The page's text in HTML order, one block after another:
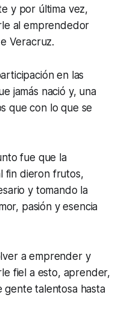
y por última vez,
al emprendedor
Veracruz.
en las
jamás nació y, una
que con lo que se
fue que la
fin dieron frutos,
y tomando la
pasión y esencia
a emprender y
fiel a esto, aprender,
talentosa hasta